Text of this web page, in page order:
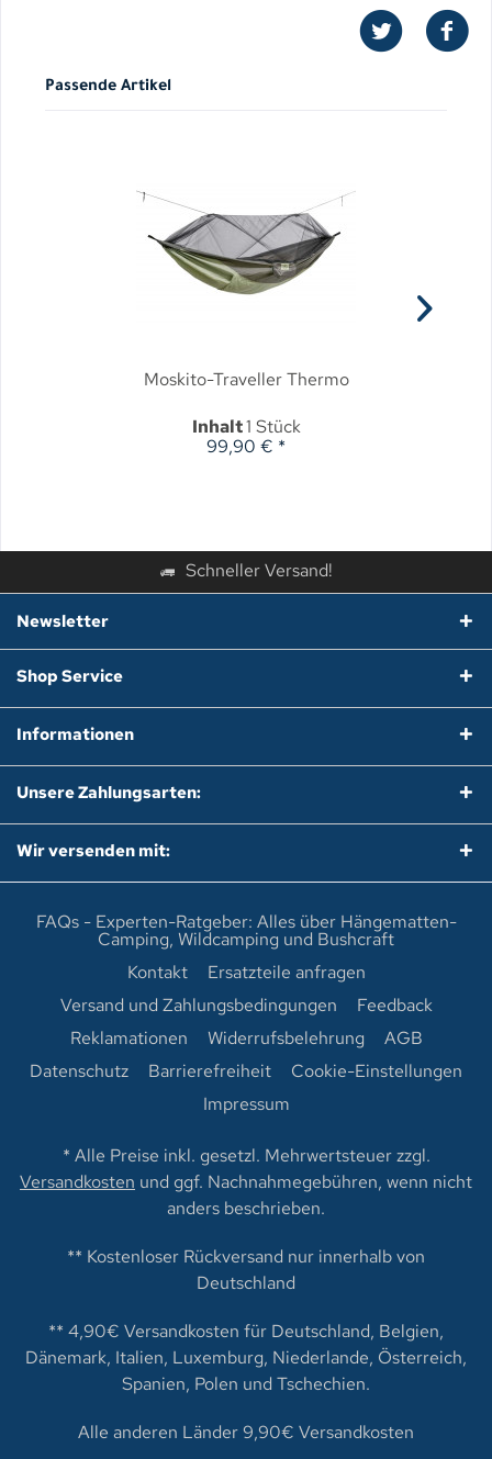
Passende Artikel
Moskito-Traveller Thermo
Inhalt1 Stück
99,90 € *
Schneller Versand!
Newsletter
Shop Service
Informationen
Unsere Zahlungsarten:
Wir versenden mit:
FAQs - Experten-Ratgeber: Alles über Hängematten-
Camping, Wildcamping und Bushcraft
Kontakt
Ersatzteile anfragen
Versand und Zahlungsbedingungen
Feedback
Reklamationen
Widerrufsbelehrung
AGB
Datenschutz
Barrierefreiheit
Cookie-Einstellungen
Impressum
* Alle Preise inkl. gesetzl. Mehrwertsteuer zzgl.
Versandkosten und ggf. Nachnahmegebühren, wenn nicht
anders beschrieben.
** Kostenloser Rückversand nur innerhalb von
Deutschland
** 4,90€ Versandkosten für Deutschland, Belgien,
Dänemark, Italien, Luxemburg, Niederlande, Österreich,
Spanien, Polen und Tschechien.
Alle anderen Länder 9,90€ Versandkosten